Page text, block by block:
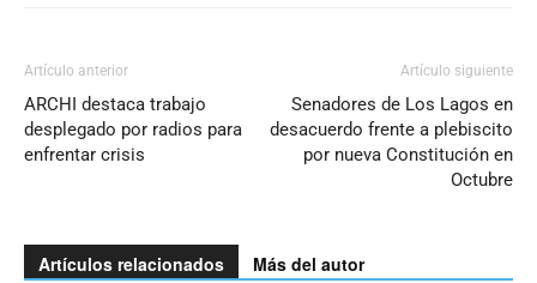
Artículo anterior
ARCHI destaca trabajo
desplegado por radios para
enfrentar crisis
Artículo siguiente
Senadores de Los Lagos en
desacuerdo frente a plebiscito
por nueva Constitución en
Octubre
Artículos relacionados Más del autor